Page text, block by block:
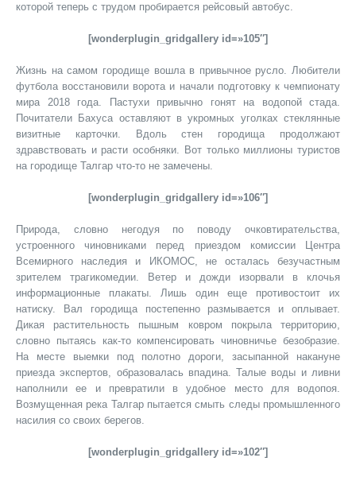
которой теперь с трудом пробирается рейсовый автобус.
[wonderplugin_gridgallery id=»105″]
Жизнь на самом городище вошла в привычное русло. Любители
футбола восстановили ворота и начали подготовку к чемпионату
мира 2018 года. Пастухи привычно гонят на водопой стада.
Почитатели Бахуса оставляют в укромных уголках стеклянные
визитные карточки. Вдоль стен городища продолжают
здравствовать и расти особняки. Вот только миллионы туристов
на городище Талгар что-то не замечены.
[wonderplugin_gridgallery id=»106″]
Природа, словно негодуя по поводу очковтирательства,
устроенного чиновниками перед приездом комиссии Центра
Всемирного наследия и ИКОМОС, не осталась безучастным
зрителем трагикомедии. Ветер и дожди изорвали в клочья
информационные плакаты. Лишь один еще противостоит их
натиску. Вал городища постепенно размывается и оплывает.
Дикая растительность пышным ковром покрыла территорию,
словно пытаясь как-то компенсировать чиновничье безобразие.
На месте выемки под полотно дороги, засыпанной накануне
приезда экспертов, образовалась впадина. Талые воды и ливни
наполнили ее и превратили в удобное место для водопоя.
Возмущенная река Талгар пытается смыть следы промышленного
насилия со своих берегов.
[wonderplugin_gridgallery id=»102″]